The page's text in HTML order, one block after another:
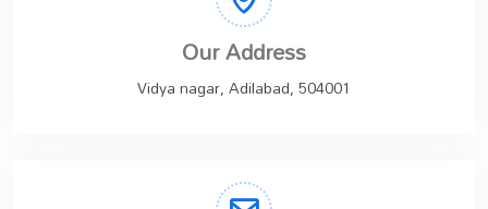
Our Address
Vidya nagar, Adilabad, 504001